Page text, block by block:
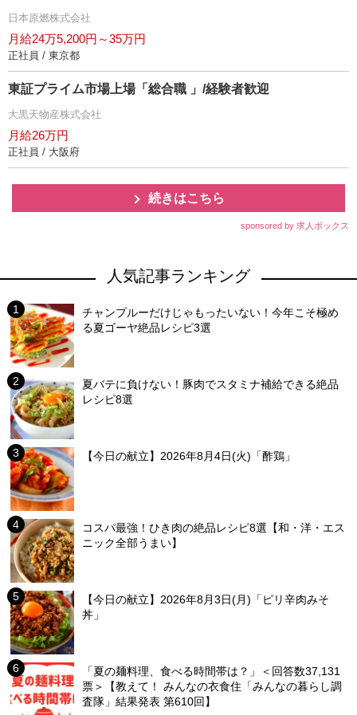
日本原燃株式会社
月給24万5,200円～35万円
正社員 / 東京都
東証プライム市場上場「総合職 」/経験者歓迎
大黒天物産株式会社
月給26万円
正社員 / 大阪府
続きはこちら
sponsored by 求人ボックス
人気記事ランキング
チャンプルーだけじゃもったいない！今年こそ極め
る夏ゴーヤ絶品レシピ3選
夏バテに負けない！豚肉でスタミナ補給できる絶品
レシピ8選
【今日の献立】2026年8月4日(火)「酢鶏」
コスパ最強！ひき肉の絶品レシピ8選【和・洋・エス
ニック全部うまい】
【今日の献立】2026年8月3日(月)「ピリ辛肉みそ
丼」
「夏の麺料理、食べる時間帯は？」＜回答数37,131
票＞【教えて！ みんなの衣食住「みんなの暮らし調
査隊」結果発表 第610回】